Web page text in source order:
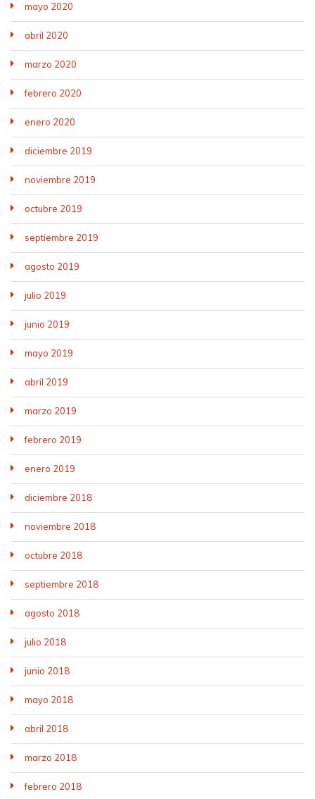
mayo 2020
abril 2020
marzo 2020
febrero 2020
enero 2020
diciembre 2019
noviembre 2019
octubre 2019
septiembre 2019
agosto 2019
julio 2019
junio 2019
mayo 2019
abril 2019
marzo 2019
febrero 2019
enero 2019
diciembre 2018
noviembre 2018
octubre 2018
septiembre 2018
agosto 2018
julio 2018
junio 2018
mayo 2018
abril 2018
marzo 2018
febrero 2018